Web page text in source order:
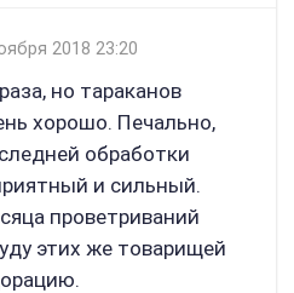
2018 23:20
но тараканов
хорошо. Печально,
обработки
и сильный.
проветриваний
этих же товарищей